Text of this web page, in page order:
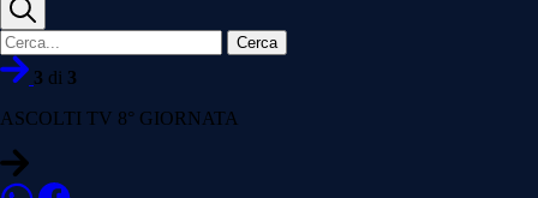
Cerca
3 di 3
ASCOLTI TV 8° GIORNATA